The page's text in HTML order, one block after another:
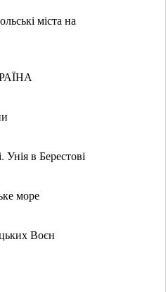
міста на
Унія в Берестові
море
Воєн